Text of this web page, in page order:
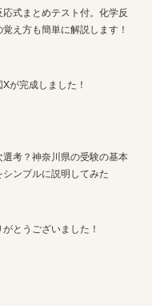
式まとめテスト付。化学反
え方も簡単に解説します！
が完成しました！
選考？神奈川県の受験の基本
ンプルに説明してみた
とうございました！